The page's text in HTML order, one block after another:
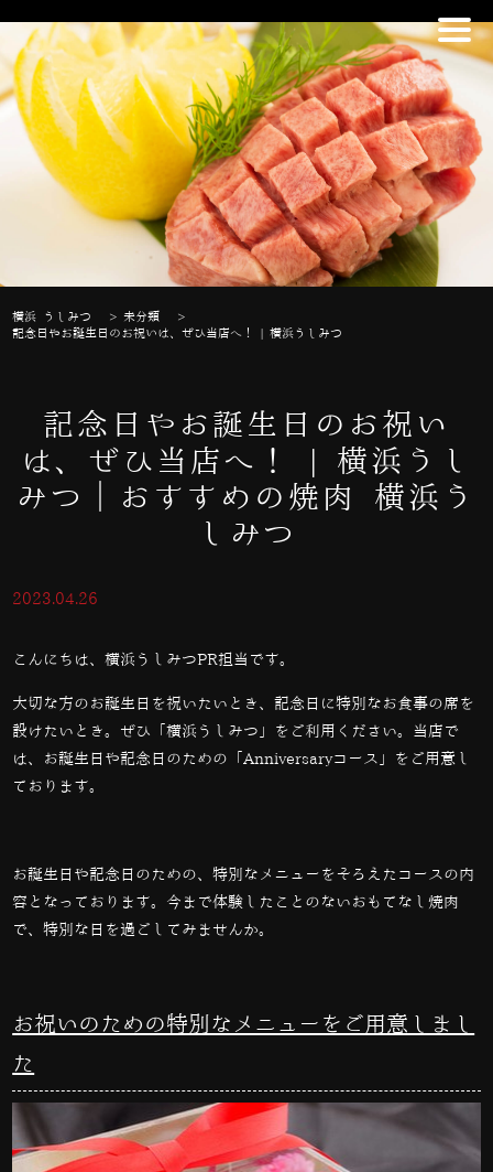
横浜 うしみつ >未分類
>
記念日やお誕生日のお祝いは、ぜひ当店へ！ | 横浜うしみつ
記念日やお誕生日のお祝い
は、ぜひ当店へ！ | 横浜うし
みつ｜おすすめの焼肉 横浜う
しみつ
2023.04.26
こんにちは、横浜うしみつPR担当です。
大切な方のお誕生日を祝いたいとき、記念日に特別なお食事の席を
設けたいとき。ぜひ「横浜うしみつ」をご利用ください。当店で
は、お誕生日や記念日のための「Anniversaryコース」をご用意し
ております。
お誕生日や記念日のための、特別なメニューをそろえたコースの内
容となっております。今まで体験したことのないおもてなし焼肉
で、特別な日を過ごしてみませんか。
お祝いのための特別なメニューをご用意しまし
た